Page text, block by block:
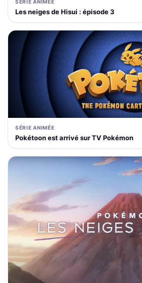
SÉRIE ANIMÉE
Les neiges de Hisui : épisode 3
SÉRIE ANIMÉE
Pokétoon est arrivé sur TV Pokémon